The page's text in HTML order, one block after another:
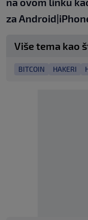
za Android|
Više tema kao
BITCOIN HAKERI